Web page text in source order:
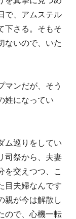
で、アムステル
下さる。そもそ
ないので、いた
ンだが、そう
姓になってい
ム巡りをしてい
司祭から、夫妻
を交えつつ、こ
目夫婦なんです
親が今は解散し
ので、心機一転